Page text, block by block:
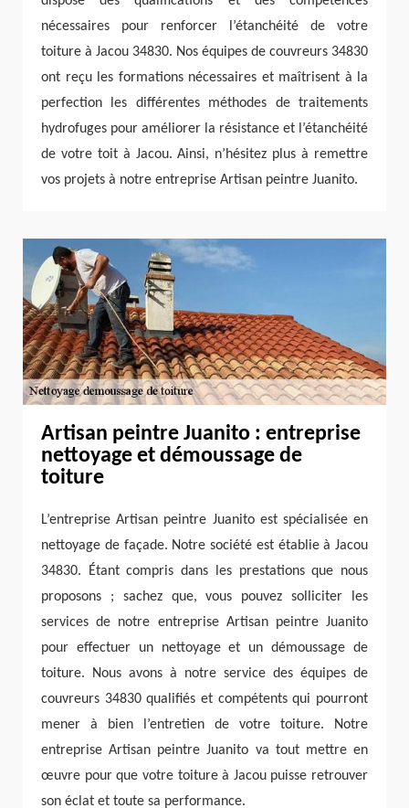
nécessaires pour renforcer l’étanchéité de votre
toiture à Jacou 34830. Nos équipes de couvreurs 34830
ont reçu les formations nécessaires et maîtrisent à la
perfection les différentes méthodes de traitements
hydrofuges pour améliorer la résistance et l’étanchéité
de votre toit à Jacou. Ainsi, n’hésitez plus à remettre
vos projets à notre entreprise Artisan peintre Juanito.
Artisan peintre Juanito : entreprise
nettoyage et démoussage de
toiture
L’entreprise Artisan peintre Juanito est spécialisée en
nettoyage de façade. Notre société est établie à Jacou
34830. Étant compris dans les prestations que nous
proposons ; sachez que, vous pouvez solliciter les
services de notre entreprise Artisan peintre Juanito
pour effectuer un nettoyage et un démoussage de
toiture. Nous avons à notre service des équipes de
couvreurs 34830 qualifiés et compétents qui pourront
mener à bien l’entretien de votre toiture. Notre
entreprise Artisan peintre Juanito va tout mettre en
œuvre pour que votre toiture à Jacou puisse retrouver
son éclat et toute sa performance.